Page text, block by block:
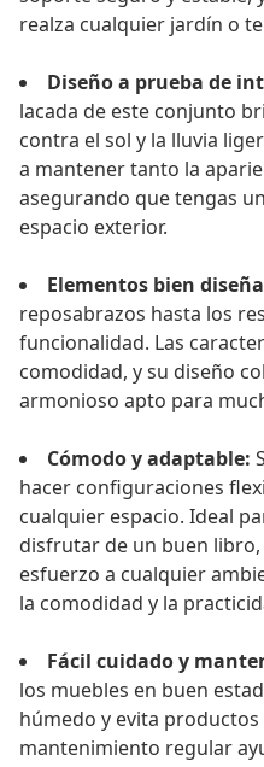
realza cualquier jardín o
Diseño a prueba de
lacada de este conjunto
contra el sol y la lluvia
a mantener tanto la
asegurando que tengas
espacio exterior.
Elementos bien
reposabrazos hasta los
funcionalidad. Las
comodidad, y su diseño
armonioso apto para
Cómodo y adaptable:
hacer configuraciones
cualquier espacio. Ideal
disfrutar de un buen
esfuerzo a cualquier
la comodidad y la
Fácil cuidado y
los muebles en buen
húmedo y evita
mantenimiento regular